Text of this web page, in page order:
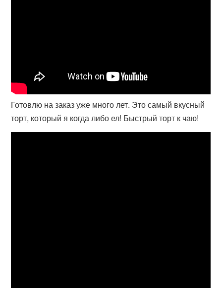
Готовлю на заказ уже много лет. Это самый вкусный
торт, который я когда либо ел! Быстрый торт к чаю!